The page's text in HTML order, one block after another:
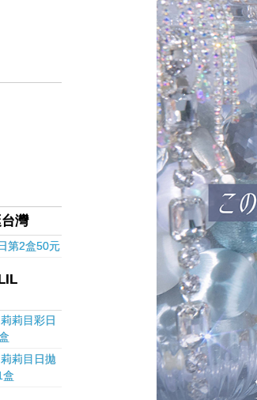
灣
第2盒50元
莉目彩日
莉目日拋
盒